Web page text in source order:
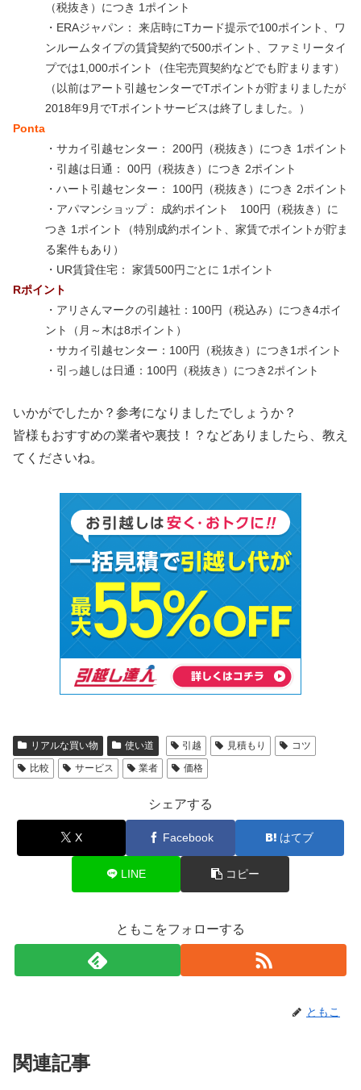
（税抜き）につき 1ポイント
・ERAジャパン： 来店時にTカード提示で100ポイント、ワ
ンルームタイプの賃貸契約で500ポイント、ファミリータイ
プでは1,000ポイント（住宅売買契約などでも貯まります）
（以前はアート引越センターでTポイントが貯まりましたが
2018年9月でTポイントサービスは終了しました。）
Ponta
・サカイ引越センター： 200円（税抜き）につき 1ポイント
・引越は日通： 00円（税抜き）につき 2ポイント
・ハート引越センター： 100円（税抜き）につき 2ポイント
・アパマンショップ： 成約ポイント 100円（税抜き）に
つき 1ポイント（特別成約ポイント、家賃でポイントが貯ま
る案件もあり）
・UR賃貸住宅： 家賃500円ごとに 1ポイント
Rポイント
・アリさんマークの引越社：100円（税込み）につき4ポイ
ント（月～木は8ポイント）
・サカイ引越センター：100円（税抜き）につき1ポイント
・引っ越しは日通：100円（税抜き）につき2ポイント
いかがでしたか？参考になりましたでしょうか？
皆様もおすすめの業者や裏技！？などありましたら、教え
てくださいね。
リアルな買い物 使い道 引越 見積もり
コツ
比較
サービス 業者 価格
シェアする
X Facebook はてブ
LINE コピー
ともこをフォローする
ともこ
関連記事